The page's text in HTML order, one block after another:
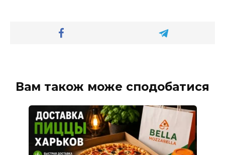
Вам також може сподобатися